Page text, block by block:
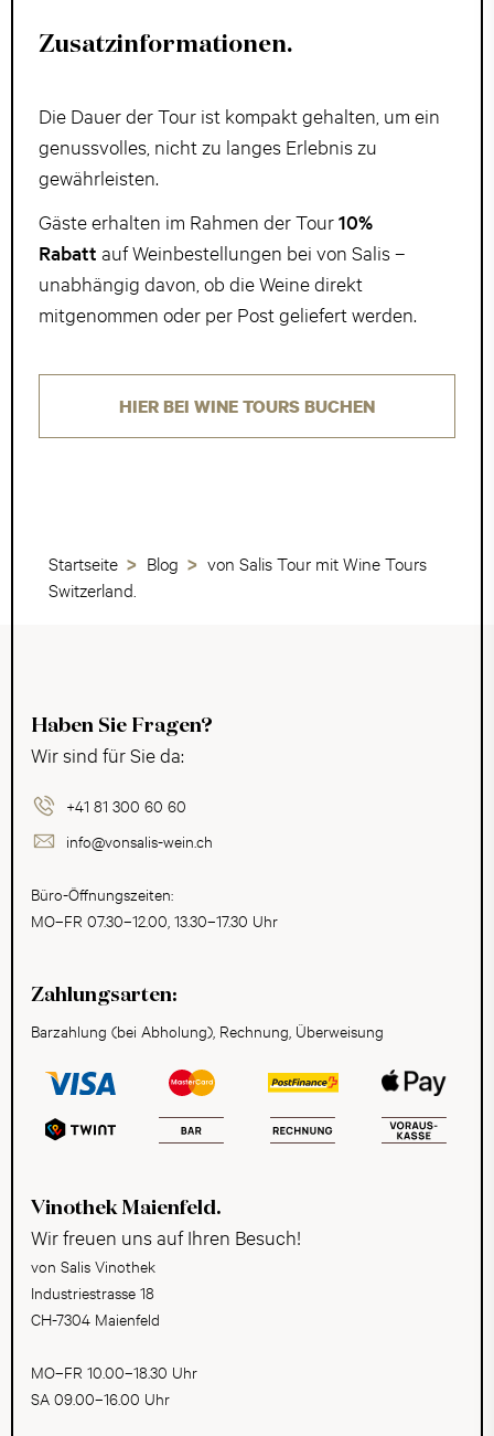
Zusatzinformationen.
Die Dauer der Tour ist kompakt gehalten, um ein
genussvolles, nicht zu langes Erlebnis zu
gewährleisten.
Gäste erhalten im Rahmen der Tour10%
Rabatt auf Weinbestellungen bei von Salis –
unabhängig davon, ob die Weine direkt
mitgenommen oder per Post geliefert werden.
HIER BEI WINE TOURS BUCHEN
Startseite Blog
von Salis Tour mit Wine Tours
Switzerland.
Haben Sie Fragen?
Wir sind für Sie da:
+41 81 300 60 60
info@vonsalis-wein.ch
Büro-Öffnungszeiten:
MO–FR 07.30–12.00, 13.30–17.30 Uhr
Zahlungsarten:
Barzahlung (bei Abholung), Rechnung, Überweisung
Vinothek Maienfeld.
Wir freuen uns auf Ihren Besuch!
von Salis Vinothek
Industriestrasse 18
CH-7304 Maienfeld
MO–FR 10.00–18.30 Uhr
SA 09.00–16.00 Uhr